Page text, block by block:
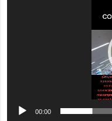
00:00